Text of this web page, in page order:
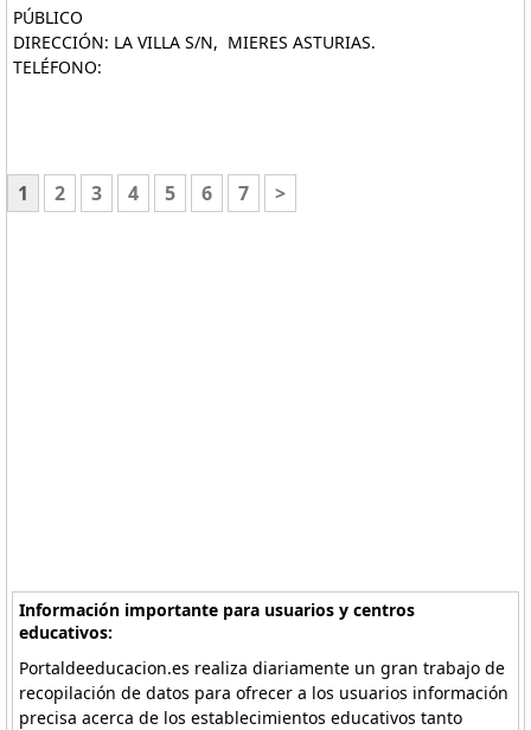
PÚBLICO
DIRECCIÓN: LA VILLA S/N, MIERES ASTURIAS.
TELÉFONO:
1 2 3 4 5 6 7 >
Información importante para usuarios y centros
educativos:
Portaldeeducacion.es realiza diariamente un gran trabajo de
recopilación de datos para ofrecer a los usuarios información
precisa acerca de los establecimientos educativos tanto